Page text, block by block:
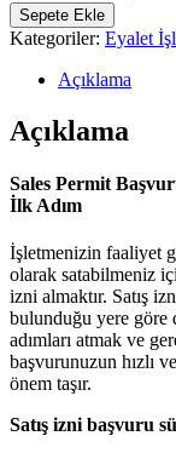
Sepete Ekle
Kategoriler: Eyalet
Açıklama
Açıklama
Sales Permit
İlk Adım
İşletmenizin faaliyet
olarak satabilmeniz
izni almaktır. Satış
bulunduğu yere göre
adımları atmak ve
başvurunuzun hızlı
önem taşır.
Satış izni başvuru